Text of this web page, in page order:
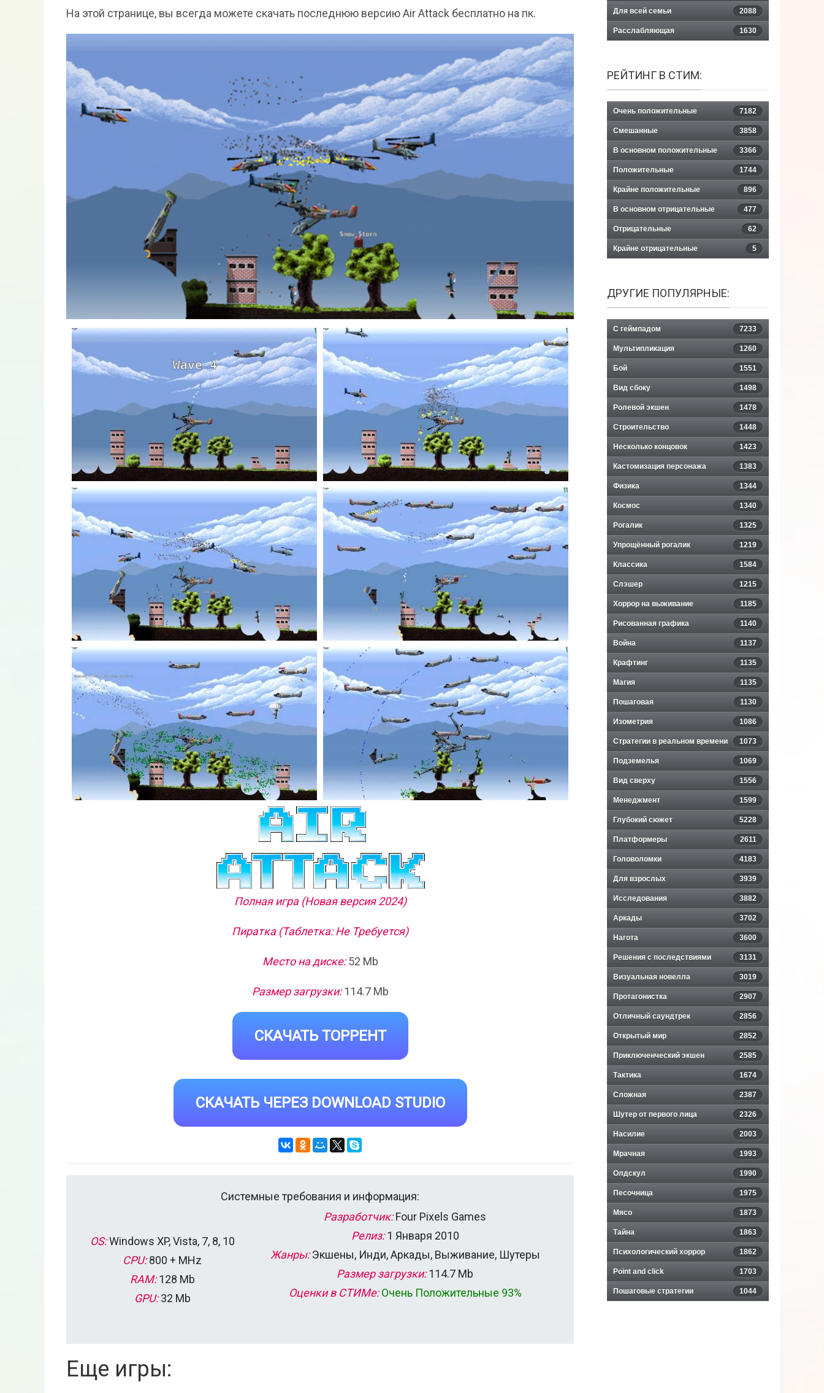
На этой странице, вы всегда можете скачать последнюю версию Air Attack бесплатно на пк.
Полная игра (Новая версия 2024)
Пиратка (Таблетка: Не Требуется)
Место на диске:52 Mb
Размер загрузки:114.7 Mb
СКАЧАТЬ ТОРРЕНТ
СКАЧАТЬ ЧЕРЕЗ DOWNLOAD STUDIO
Системные требования и информация:
OS:Windows XP, Vista, 7, 8, 10
CPU:800 + MHz
RAM:128 Mb
GPU:32 Mb
Разработчик:Four Pixels Games
Релиз:1 Января 2010
Жанры:Экшены, Инди, Аркады, Выживание, Шутеры
Размер загрузки:114.7 Mb
Оценки в СТИМе: Очень Положительные 93%
Еще игры:
Для всей семьи 2088
Расслабляющая 1630
РЕЙТИНГ В СТИМ:
Очень положительные 7182
Смешанные 3858
В основном положительные 3366
Положительные 1744
Крайне положительные 896
В основном отрицательные 477
Отрицательные 62
Крайне отрицательные 5
ДРУГИЕ ПОПУЛЯРНЫЕ:
С геймпадом 7233
Мультипликация 1260
Бой 1551
Вид сбоку 1498
Ролевой экшен 1478
Строительство 1448
Несколько концовок 1423
Кастомизация персонажа 1383
Физика 1344
Космос 1340
Рогалик 1325
Упрощённый рогалик 1219
Классика 1584
Слэшер 1215
Хоррор на выживание 1185
Рисованная графика 1140
Война 1137
Крафтинг 1135
Магия 1135
Пошаговая 1130
Изометрия 1086
Стратегии в реальном времени 1073
Подземелья 1069
Вид сверху 1556
Менеджмент 1599
Глубокий сюжет 5228
Платформеры 2611
Головоломки 4183
Для взрослых 3939
Исследования 3882
Аркады 3702
Нагота 3600
Решения с последствиями 3131
Визуальная новелла 3019
Протагонистка 2907
Отличный саундтрек 2856
Открытый мир 2852
Приключенческий экшен 2585
Тактика 1674
Сложная 2387
Шутер от первого лица 2326
Насилие 2003
Мрачная 1993
Олдскул 1990
Песочница 1975
Мясо 1873
Тайна 1863
Психологический хоррор 1862
Point and click 1703
Пошаговые стратегии 1044